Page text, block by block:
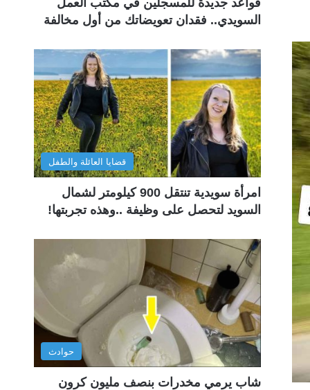
السويدي.. فقدان تعويضاتك من أول مخالفة
قضايا العائلة والطفل
امرأة سويدية تنتقل 900 كيلومتر لشمال
السويد لتحصل على وظيفة ..وهذه تجربتها!
حوادث
شاب يرمي مخدرات بنصف مليون كرون